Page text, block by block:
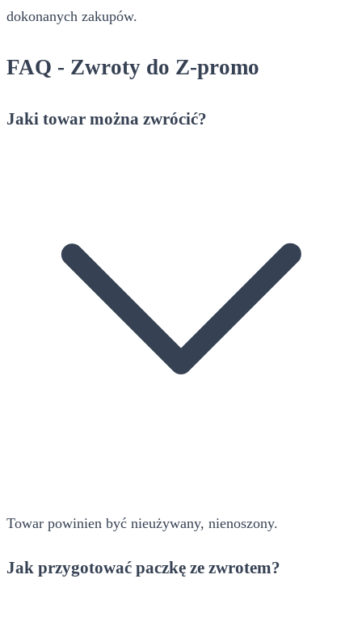
dokonanych zakupów.
FAQ - Zwroty do Z-promo
Jaki towar można zwrócić?
Towar powinien być nieużywany, nienoszony.
Jak przygotować paczkę ze zwrotem?